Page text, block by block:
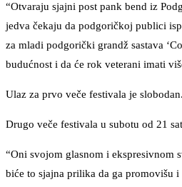
“Otvaraju sjajni post pank bend iz
jedva čekaju da podgoričkoj publici
za mladi podgorički grandž sastava
budućnost i da će rok veterani imati
Ulaz za prvo veče festivala je slobodan.
Drugo veče festivala u subotu od 21
“Oni svojom glasnom i ekspresivnom
biće to sjajna prilika da ga promovišu